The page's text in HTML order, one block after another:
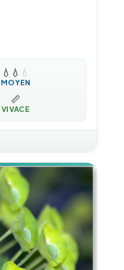
💧 💧 💧
MOYEN
📏
VIVACE